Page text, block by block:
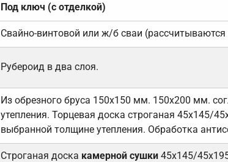
Под ключ (с отделкой)
Свайно-винтовой или ж/б сваи (рассчитываются
Рубероид в два слоя.
Из обрезного бруса 150х150 мм. 150х200 мм.
утепления. Торцевая доска строганая 45х145/
выбранной толщине утепления. Обработка
Строганая доска камерной сушки 45х145/